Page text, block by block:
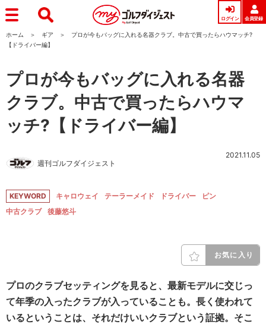
ログイン 会員登録
ホーム ギア
プロが今もバッグに入れる名器クラブ。中古で買ったらハウマッチ?
【ドライバー編】
プロが今もバッグに入れる名器
クラブ。中古で買ったらハウマ
ッチ?【ドライバー編】
週刊ゴルフダイジェスト
2021.11.05
KEYWORD キャロウェイ テーラーメイド ドライバー
ピン
中古クラブ
後藤悠斗
お気に入り
プロのクラブセッティングを見ると、最新モデルに交じっ
て年季の入ったクラブが入っていることも。長く使われて
いるということは、それだけいいクラブという証拠。そこ